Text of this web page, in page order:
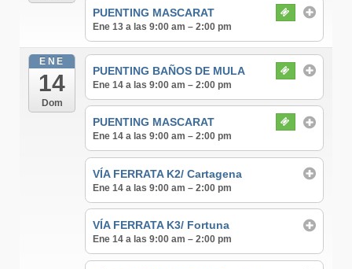
PUENTING MASCARAT
Ene 13 a las 9:00 am – 2:00 pm
ENE
14
Dom
PUENTING BAÑOS DE MULA
Ene 14 a las 9:00 am – 2:00 pm
PUENTING MASCARAT
Ene 14 a las 9:00 am – 2:00 pm
VÍA FERRATA K2/ Cartagena
Ene 14 a las 9:00 am – 2:00 pm
VÍA FERRATA K3/ Fortuna
Ene 14 a las 9:00 am – 2:00 pm